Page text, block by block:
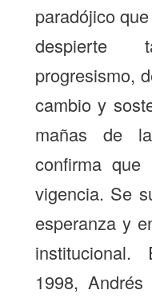
paradójico
despierte
progresismo,
cambio y
mañas de
confirma
vigencia. Se
esperanza y
1998,